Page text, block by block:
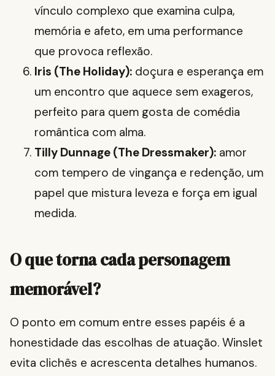
vínculo complexo que examina culpa,
memória e afeto, em uma performance
que provoca reflexão.
Iris (The Holiday): doçura e esperança em
um encontro que aquece sem exageros,
perfeito para quem gosta de comédia
romântica com alma.
Tilly Dunnage (The Dressmaker): amor
com tempero de vingança e redenção, um
papel que mistura leveza e força em igual
medida.
O que torna cada personagem
memorável?
O ponto em comum entre esses papéis é a
honestidade das escolhas de atuação. Winslet
evita clichês e acrescenta detalhes humanos.